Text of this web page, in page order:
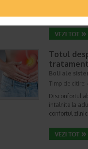
plin, chiar si
Totul
Boli ale
Timp de citire:
Disconfortul
intalnite la
confortul